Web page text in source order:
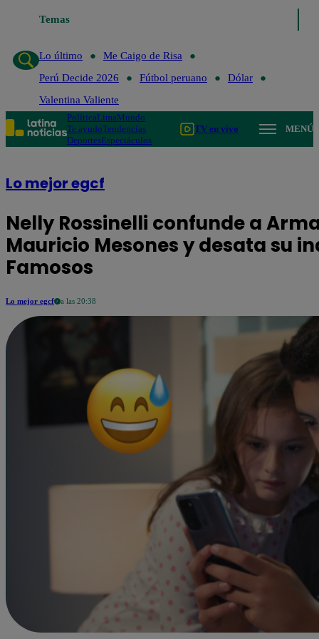
Temas
Lo último
Lo último
Me Caigo de Risa
Perú Decide 2026
Fútbol peruano
Dólar
Valentina Valiente
PolíticaLimaMundo
Te ayudoTendencias
DeportesEspectáculos
TV en vivo MENÚ
Lo mejor egcf
Nelly Rossinelli confunde a
Mauricio Mesones y desata su
Famosos
Lo mejor egcf a las 20:38